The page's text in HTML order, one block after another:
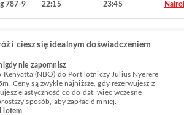
787-9 22:15 23:45
i ciesz się idealnym doświadczeniem
nie zapomnisz
Kenyatta (NBO) do Port lotniczy Julius Nyerere
Ceny są zwykle najniższe, gdy rezerwujesz z
elastyczność co do dat, więc wczesne
sposób, aby zapłacić mniej.
lotem